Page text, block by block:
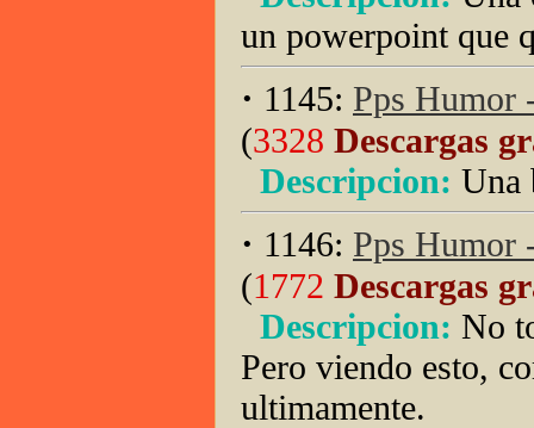
un powerpoint que
· 1145: Pps Humor
(3328 Descargas
Descripcion: Una
· 1146: Pps Humor
(1772 Descargas
Descripcion: No
Pero viendo esto,
ultimamente.